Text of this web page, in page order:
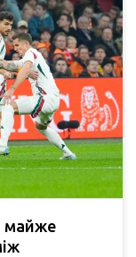
майже